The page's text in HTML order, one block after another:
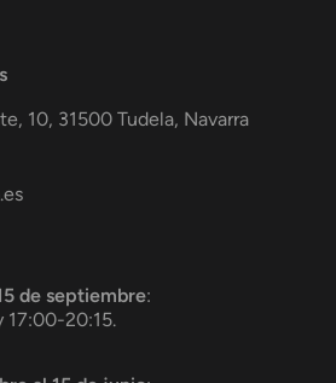
10, 31500 Tudela, Navarra
de septiembre:
17:00-20:15.